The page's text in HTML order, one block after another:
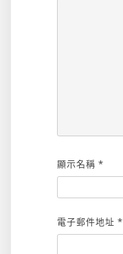
顯示名稱 *
電子郵件地址 *